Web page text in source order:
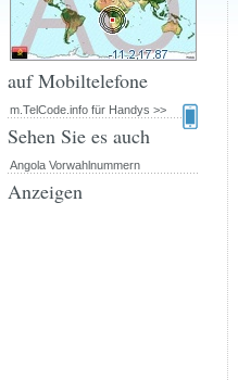
auf Mobiltelefone
m.TelCode.info für Handys >>
Sehen Sie es auch
Angola Vorwahlnummern
Anzeigen